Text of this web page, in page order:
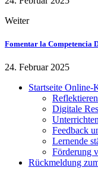
Weiter
Fomentar la Competencia
24. Februar 2025
Startseite Online-
Digitale
Unterrichten
Feedback
Lernende
Förderung
Rückmeldung